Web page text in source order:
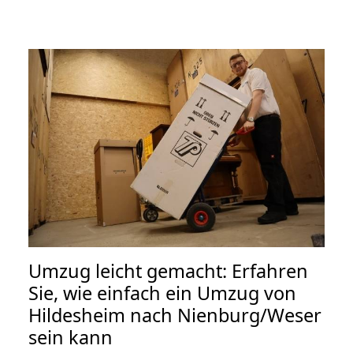
Umzug leicht gemacht: Erfahren
Sie, wie einfach ein Umzug von
Hildesheim nach Nienburg/Weser
sein kann